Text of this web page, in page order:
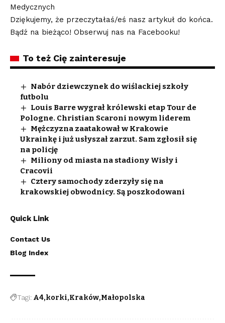
Medycznych
Dziękujemy, że przeczytałaś/eś nasz artykuł do końca.
Bądź na bieżąco! Obserwuj nas na Facebooku!
To też Cię zainteresuje
Nabór dziewczynek do wiślackiej szkoły
futbolu
Louis Barre wygrał królewski etap Tour de
Pologne. Christian Scaroni nowym liderem
Mężczyzna zaatakował w Krakowie
Ukrainkę i już usłyszał zarzut. Sam zgłosił się
na policję
Miliony od miasta na stadiony Wisły i
Cracovii
Cztery samochody zderzyły się na
krakowskiej obwodnicy. Są poszkodowani
Quick Link
Contact Us
Blog Index
Tagi: A4 korki Kraków Małopolska